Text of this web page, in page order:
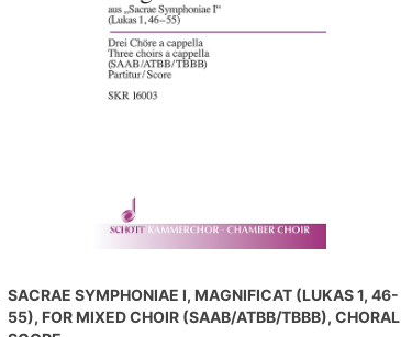
SACRAE SYMPHONIAE I, MAGNIFICAT (LUKAS 1, 46-
55), FOR MIXED CHOIR (SAAB/ATBB/TBBB), CHORAL